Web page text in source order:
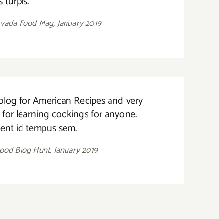
Food Mag, January 2019
for American Recipes and very
learning cookings for anyone.
id tempus sem.
Blog Hunt, January 2019